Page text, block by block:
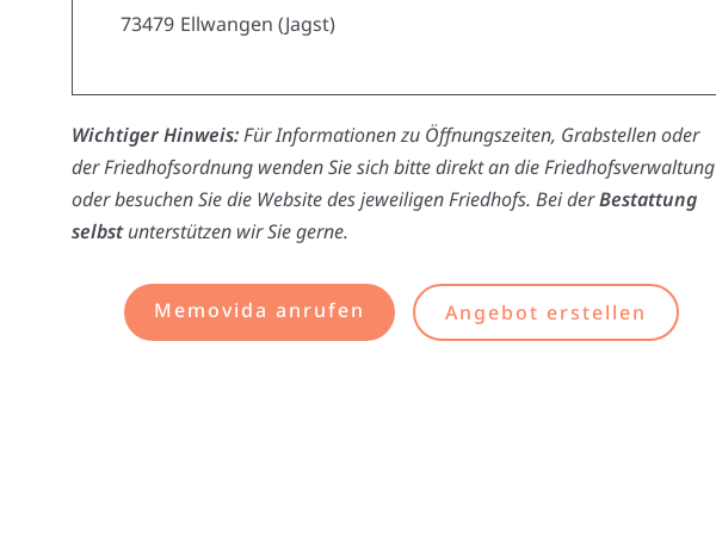
73479 Ellwangen (Jagst)
Wichtiger Hinweis:Für Informationen zu Öffnungszeiten, Grabstellen oder
der Friedhofsordnung wenden Sie sich bitte direkt an die Friedhofsverwaltung
oder besuchen Sie die Website des jeweiligen Friedhofs. Bei derBestattung
selbstunterstützen wir Sie gerne.
Memovida anrufen Angebot erstellen